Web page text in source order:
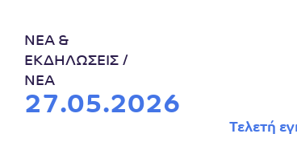
ΝΕΑ &
ΕΚΔΗΛΩΣΕΙΣ
ΝΕΑ
27.05.2026
Τελετή